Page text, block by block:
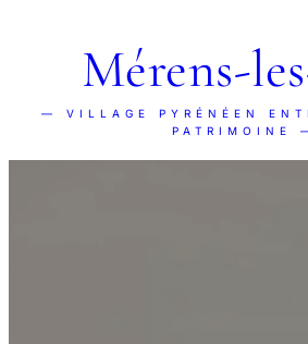
Mérens-
— VILLAGE PYRÉNÉEN
PATRIMOINE